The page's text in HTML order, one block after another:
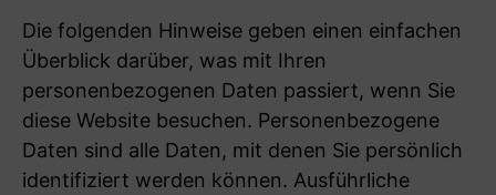
Die folgenden Hinweise geben einen einfachen
Überblick darüber, was mit Ihren
personenbezogenen Daten passiert, wenn Sie
diese Website besuchen. Personenbezogene
Daten sind alle Daten, mit denen Sie persönlich
identifiziert werden können. Ausführliche